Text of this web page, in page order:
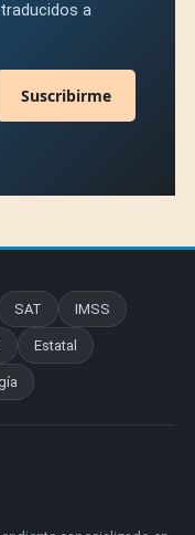
a
Suscribirme
SAT IMSS
Estatal